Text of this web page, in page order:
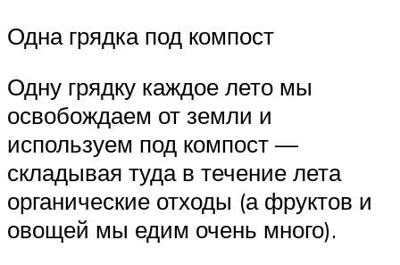
Одна грядка под компост
Одну грядку каждое лето мы
освобождаем от земли и
используем под компост —
складывая туда в течение лета
органические отходы (а фруктов и
овощей мы едим очень много).